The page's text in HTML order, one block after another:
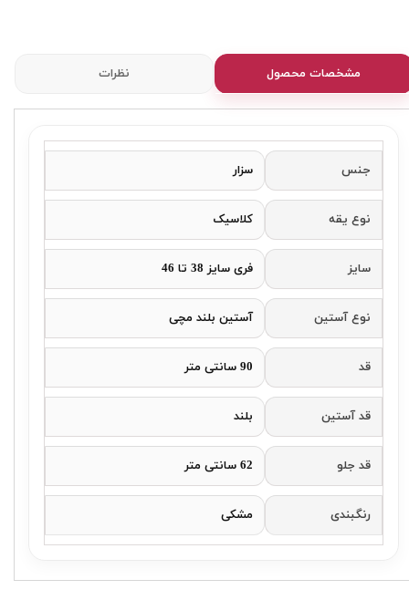
مشخصات محصول نظرات
جنس سزار
نوع یقه کلاسیک
سایز فری سایز 38 تا 46
نوع آستین آستین بلند مچی
قد 90 سانتی متر
قد آستین بلند
قد جلو 62 سانتی متر
رنگبندی مشکی